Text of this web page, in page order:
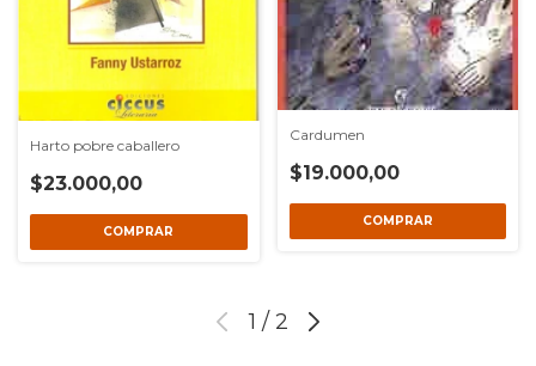
Harto pobre caballero
$23.000,00
Cardumen
$19.000,00
1 / 2